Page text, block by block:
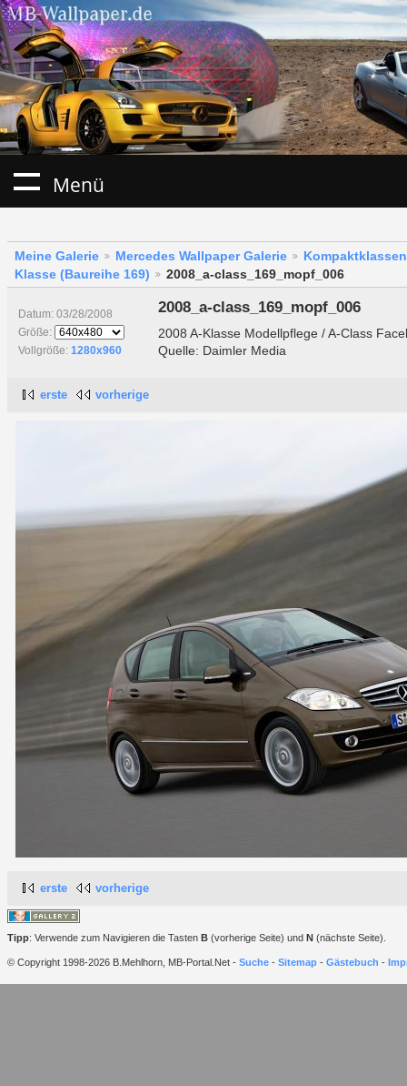
Menü
Meine Galerie Mercedes Wallpaper Galerie
Klasse (Baureihe 169)
2008_a-class_169_mopf_006
Datum: 03/28/2008
Größe:
Vollgröße: 1280x960
2008_a-class_169_mopf_006
2008 A-Klasse Modellpflege / A-Class
Quelle: Daimler Media
erste vorherige
erste vorherige
Tipp: Verwende zum Navigieren die Tasten B (vorherige Seite) und N (nächste Seite).
© Copyright 1998-2026 B.Mehlhorn, MB-Portal.Net - Suche - Sitemap - Gästebuch -